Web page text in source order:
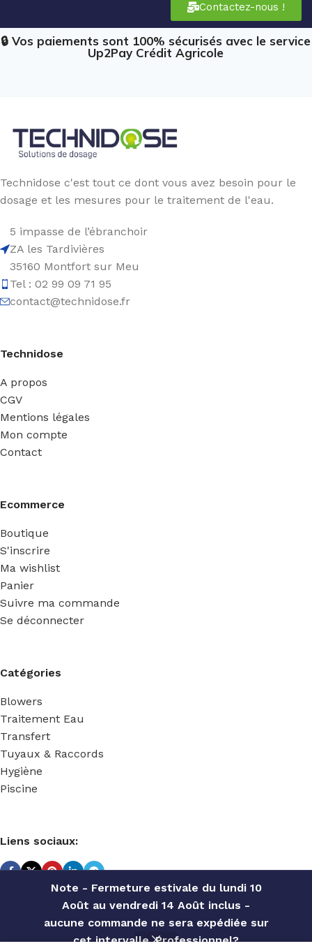
Note - Fermeture estivale du lundi 10
Août au vendredi 14 Août inclus -
aucune commande ne sera expédiée sur
cet intervalle. Professionnel?
Contactez-nous !
🔒 Vos paiements sont 100% sécurisés avec le service
Up2Pay Crédit Agricole
Technidose c'est tout ce dont vous avez besoin pour le
dosage et les mesures pour le traitement de l'eau.
5 impasse de l’ébranchoir
ZA les Tardivières
35160 Montfort sur Meu
Tel : 02 99 09 71 95
contact@technidose.fr
Technidose
A propos
CGV
Mentions légales
Mon compte
Contact
Ecommerce
Boutique
S'inscrire
Ma wishlist
Panier
Suivre ma commande
Se déconnecter
Catégories
Blowers
Traitement Eau
Transfert
Tuyaux & Raccords
Hygiène
Piscine
Liens sociaux:
TECHNIDOSE 2022 Réalisé parACS INFORMATIQUE